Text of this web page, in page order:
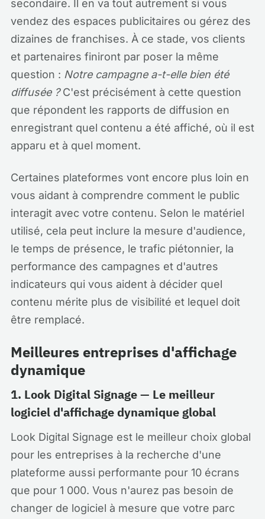
secondaire. Il en va tout autrement si vous
vendez des espaces publicitaires ou gérez des
dizaines de franchises. À ce stade, vos clients
et partenaires finiront par poser la même
question : Notre campagne a-t-elle bien été
diffusée ?C'est précisément à cette question
que répondent les rapports de diffusion en
enregistrant quel contenu a été affiché, où il est
apparu et à quel moment.
Certaines plateformes vont encore plus loin en
vous aidant à comprendre comment le public
interagit avec votre contenu. Selon le matériel
utilisé, cela peut inclure la mesure d'audience,
le temps de présence, le trafic piétonnier, la
performance des campagnes et d'autres
indicateurs qui vous aident à décider quel
contenu mérite plus de visibilité et lequel doit
être remplacé.
Meilleures entreprises d'affichage
dynamique
1. Look Digital Signage — Le meilleur
logiciel d'affichage dynamique global
Look Digital Signage est le meilleur choix global
pour les entreprises à la recherche d'une
plateforme aussi performante pour 10 écrans
que pour 1 000. Vous n'aurez pas besoin de
changer de logiciel à mesure que votre parc